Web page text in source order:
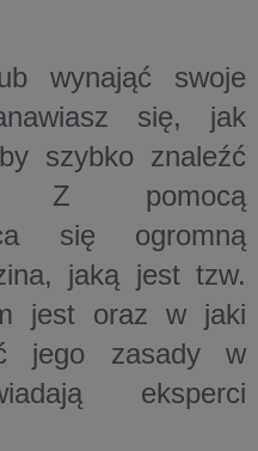
wynająć swoje
się, jak
szybko znaleźć
Z pomocą
się ogromną
jaką jest tzw.
jest oraz w jaki
jego zasady w
eksperci